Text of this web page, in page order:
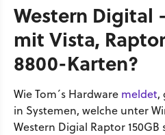
Western Digital
mit Vista,
8800-Karten?
Wie Tom´s Hardware meldet,
in Systemen, welche unter
Western Digial Raptor